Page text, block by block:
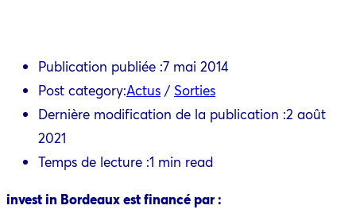
Publication publiée :7 mai 2014
Post category:Actus / Sorties
Dernière modification de la publication :2 août
2021
Temps de lecture :1 min read
invest in Bordeaux est financé par :